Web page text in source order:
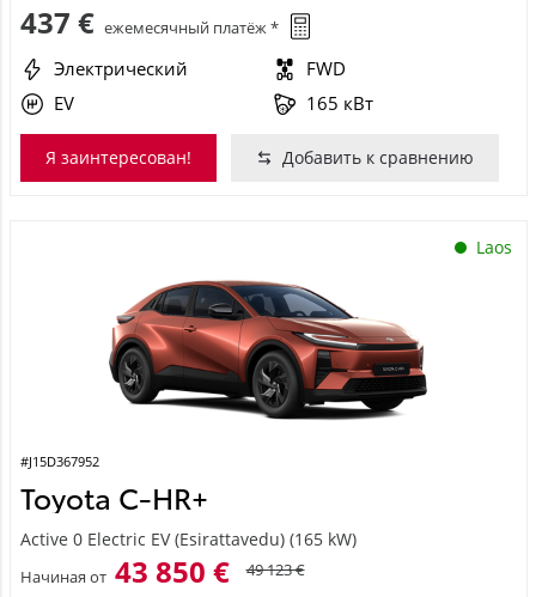
437 € ежемесячный платёж *
Электрический
FWD
EV
165 кВт
Я заинтересован! Добавить к сравнению
Laos
#J15D367952
Toyota C-HR+
Active 0 Electric EV (Esirattavedu) (165 kW)
Начиная от 43 850 € 49 123 €